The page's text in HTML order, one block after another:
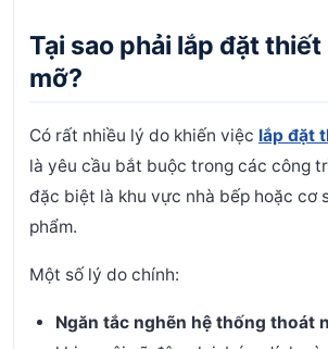
Tại sao phải lắp đặt
mỡ?
Có rất nhiều lý do khiến việc lắp đặt
là yêu cầu bắt buộc trong các công
đặc biệt là khu vực nhà bếp hoặc cơ
phẩm.
Một số lý do chính:
Ngăn tắc nghẽn hệ thống thoát